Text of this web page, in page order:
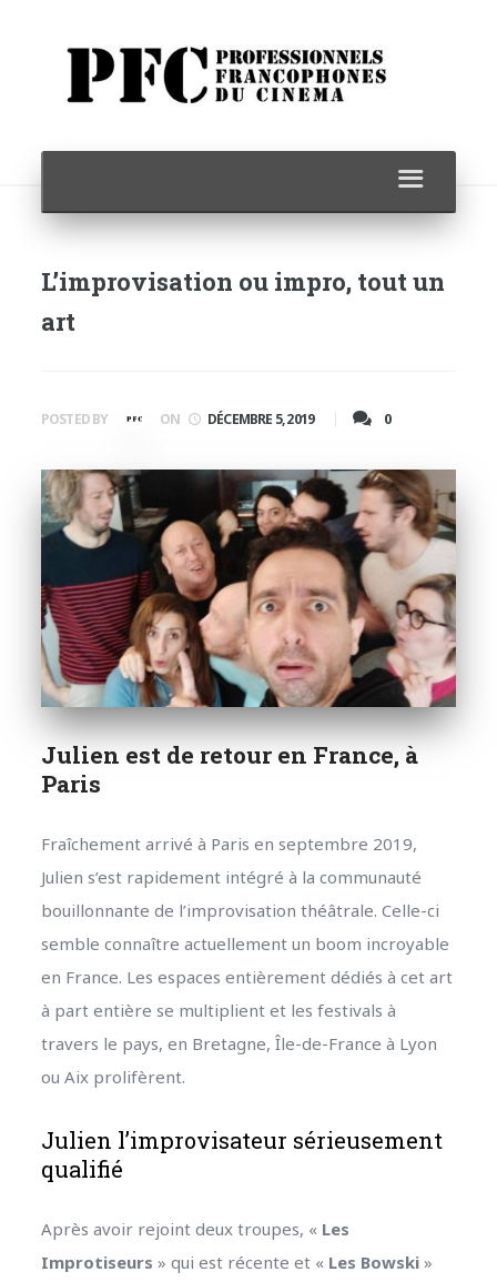
L’improvisation ou impro, tout un
art
POSTED BY ON DÉCEMBRE 5, 2019 0
Julien est de retour en France, à
Paris
Fraîchement arrivé à Paris en septembre 2019,
Julien s’est rapidement intégré à la communauté
bouillonnante de l’improvisation théâtrale. Celle-ci
semble connaître actuellement un boom incroyable
en France. Les espaces entièrement dédiés à cet art
à part entière se multiplient et les festivals à
travers le pays, en Bretagne, Île-de-France à Lyon
ou Aix prolifèrent.
Julien l’improvisateur sérieusement
qualifié
Après avoir rejoint deux troupes, « Les
Improtiseurs » qui est récente et « Les Bowski»